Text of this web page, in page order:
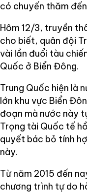
có chuyến thăm
Hôm 12/3, truyền
cho biết, quân đội
vài lần đuổi tàu
Quốc ở Biển Đông.
Trung Quốc hiện là
lớn khu vực Biển
đoạn mà nước này
Trọng tài Quốc tế
quyết bác bỏ tính
này.
Từ năm 2015 đến
chương trình tự do